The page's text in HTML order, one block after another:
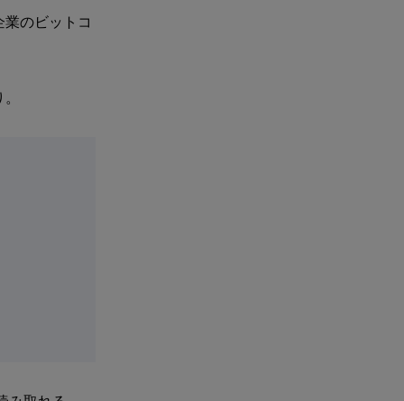
のビットコ